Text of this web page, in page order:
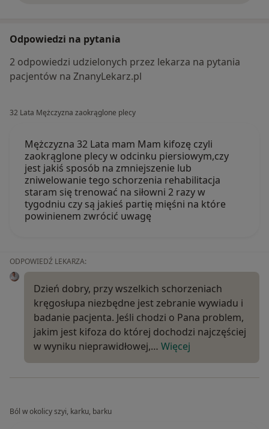
Odpowiedzi na pytania
2 odpowiedzi udzielonych przez lekarza na pytania
pacjentów na ZnanyLekarz.pl
32 Lata Mężczyzna zaokrąglone plecy
Mężczyzna 32 Lata mam Mam kifozę czyli
zaokrąglone plecy w odcinku piersiowym,czy
jest jakiś sposób na zmniejszenie lub
zniwelowanie tego schorzenia rehabilitacja
staram się trenować na siłowni 2 razy w
tygodniu czy są jakieś partię mięśni na które
powinienem zwrócić uwagę
ODPOWIEDŹ LEKARZA:
Dzień dobry, przy wszelkich schorzeniach
kręgosłupa niezbędne jest zebranie wywiadu i
badanie pacjenta. Jeśli chodzi o Pana problem,
jakim jest kifoza do której dochodzi najczęściej
w wyniku nieprawidłowej,… Więcej
Ból w okolicy szyi, karku, barku